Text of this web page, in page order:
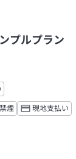
プルプラン
アウト
禁煙 現地支払い